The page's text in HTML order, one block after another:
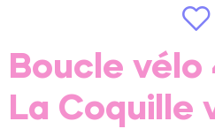
Boucle vélo
La Coquille